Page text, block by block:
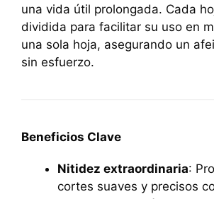
una vida útil prolongada. Cada
dividida para facilitar su uso en
una sola hoja, asegurando un
sin esfuerzo.
Beneficios Clave
Nitidez extraordinaria:
cortes suaves y precisos